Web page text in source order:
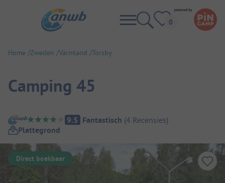
Home Zweden Värmland Torsby
Camping 45
Camping overzicht
9.5 Fantastisch (4 Recensies)
Plattegrond
Direct boekbaar